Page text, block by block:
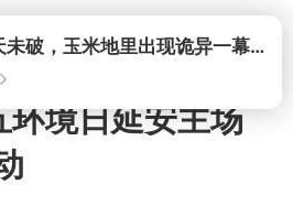
打开西平命案8天未破，玉米地里出现诡异一幕，我突然想起了欧金中
境日延安主场